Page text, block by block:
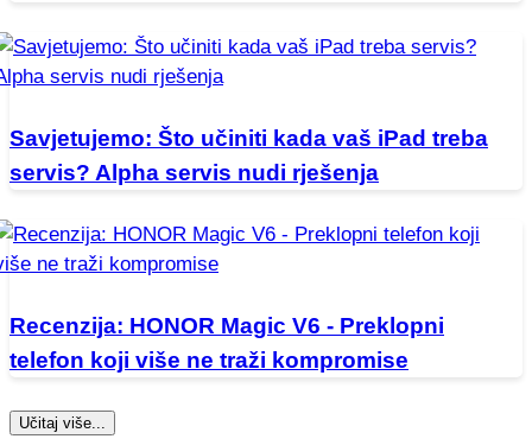
Savjetujemo: Što učiniti kada vaš iPad treba
servis? Alpha servis nudi rješenja
Recenzija: HONOR Magic V6 - Preklopni
telefon koji više ne traži kompromise
Učitaj više...